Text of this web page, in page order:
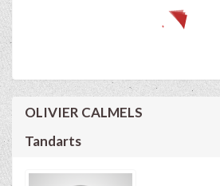
OLIVIER CALMELS
Tandarts